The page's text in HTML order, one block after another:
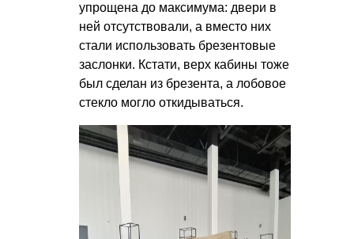
упрощена до максимума: двери в
ней отсутствовали, а вместо них
стали использовать брезентовые
заслонки. Кстати, верх кабины тоже
был сделан из брезента, а лобовое
стекло могло откидываться.